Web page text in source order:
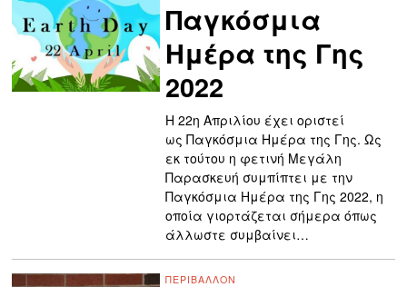
Παγκόσμια
Ημέρα της Γης
2022
Η 22η Απριλίου έχει οριστεί
ως Παγκόσμια Ημέρα της Γης. Ως
εκ τούτου η φετινή Μεγάλη
Παρασκευή συμπίπτει με την
Παγκόσμια Ημέρα της Γης 2022, η
οποία γιορτάζεται σήμερα όπως
άλλωστε συμβαίνει…
ΠΕΡΙΒΆΛΛΟΝ